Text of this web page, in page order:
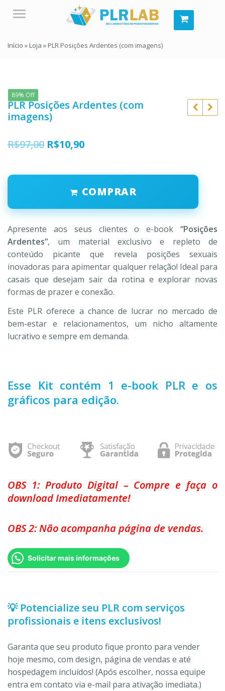
Menu
Início »Loja » PLR Posições Ardentes (com imagens)
89% Off
PLR Posições Ardentes (com
imagens)
R$97,00 O
original
R$97,00.
R$10,90O
atual
é:
R$10,90.
COMPRAR
Apresente aos seus clientes o e-book “Posições
Ardentes”, um material exclusivo e repleto de
conteúdo picante que revela posições sexuais
inovadoras para apimentar qualquer relação! Ideal para
casais que desejam sair da rotina e explorar novas
formas de prazer e conexão.
Este PLR oferece a chance de lucrar no mercado de
bem-estar e relacionamentos, um nicho altamente
lucrativo e sempre em demanda.
Esse Kit contém 1 e-book PLR e os
gráficos para edição.
OBS 1: Produto Digital – Compre e faça o
download Imediatamente!
OBS 2: Não acompanha página de vendas.
Solicitar mais informações
💡 Potencialize seu PLR com serviços
profissionais e itens exclusivos!
Garanta que seu produto fique pronto para vender
hoje mesmo, com design, página de vendas e até
hospedagem incluídos! (Após escolher, nossa equipe
entra em contato via e-mail para ativação imediata.)